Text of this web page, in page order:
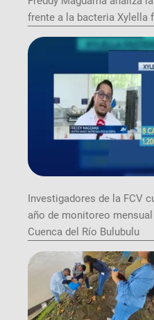
frente a la bacteria Xylella
Investigadores de la FCV
año de monitoreo
Cuenca del Río Bulubulu